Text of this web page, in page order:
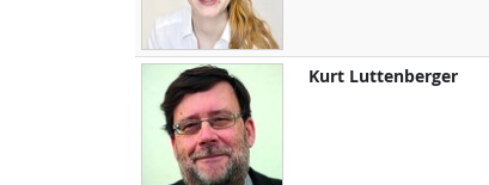
Kurt Luttenberger